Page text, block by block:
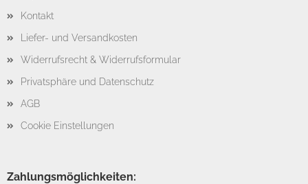
Kontakt
Liefer- und Versandkosten
Widerrufsrecht & Widerrufsformular
Privatsphäre und Datenschutz
AGB
Cookie Einstellungen
Zahlungsmöglichkeiten: